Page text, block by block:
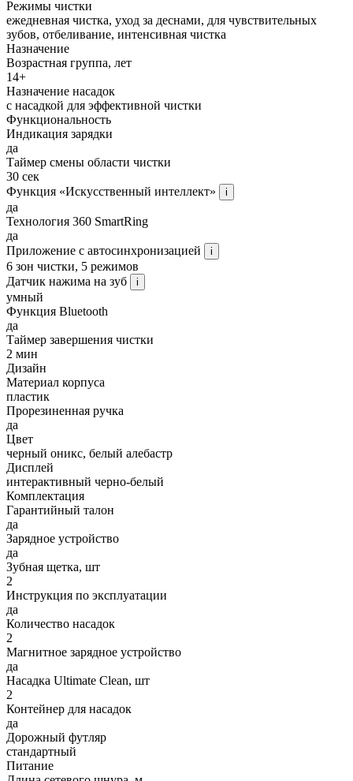
Режимы чистки
ежедневная чистка, уход за деснами, для чувствительных
зубов, отбеливание, интенсивная чистка
Назначение
Возрастная группа, лет
14+
Назначение насадок
с насадкой для эффективной чистки
Функциональность
Индикация зарядки
да
Таймер смены области чистки
30 сек
Функция «Искусственный интеллект»
i
да
Технология 360 SmartRing
да
Приложение с автосинхронизацией
i
6 зон чистки, 5 режимов
Датчик нажима на зуб
i
умный
Функция Bluetooth
да
Таймер завершения чистки
2 мин
Дизайн
Материал корпуса
пластик
Прорезиненная ручка
да
Цвет
черный оникс, белый алебастр
Дисплей
интерактивный черно-белый
Комплектация
Гарантийный талон
да
Зарядное устройство
да
Зубная щетка, шт
2
Инструкция по эксплуатации
да
Количество насадок
2
Магнитное зарядное устройство
да
Насадка Ultimate Clean, шт
2
Контейнер для насадок
да
Дорожный футляр
стандартный
Питание